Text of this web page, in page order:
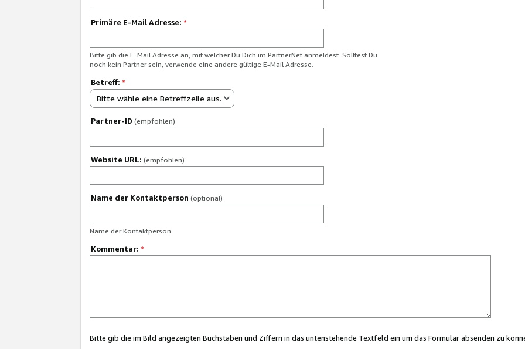
Primäre E-Mail Adresse: *
Bitte gib die E-Mail Adresse an, mit welcher Du Dich im PartnerNet anmeldest. Solltest Du
noch kein Partner sein, verwende eine andere gültige E-Mail Adresse.
Betreff: *
Bitte wähle eine Betreffzeile aus.
Partner-ID (empfohlen)
Website URL: (empfohlen)
Name der Kontaktperson (optional)
Name der Kontaktperson
Kommentar: *
Bitte gib die im Bild angezeigten Buchstaben und Ziffern in das untenstehende Textfeld ein um das Formular absenden zu